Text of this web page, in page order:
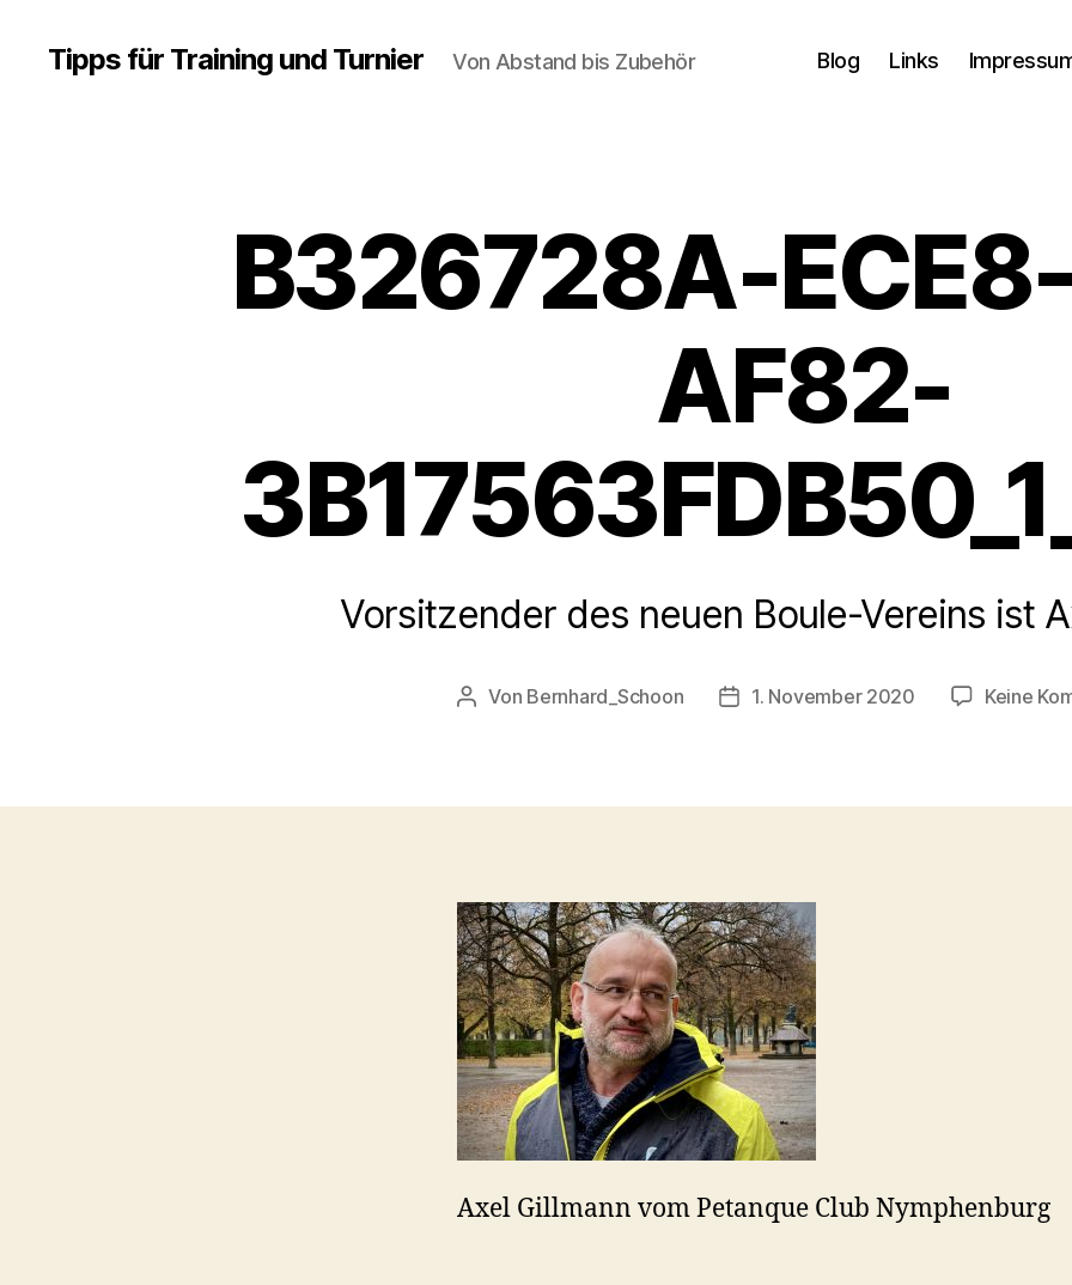
Tipps für Training und Turnier Von Abstand bis Zubehör Blog Links
B326728A-
AF82-
Vorsitzender des neuen Boule-Vereins ist
Beitragsautor
Von Bernhard_Schoon Veröffentlichungsdatum
1. November 2020 Keine
Axel Gillmann vom Petanque Club Nymphenburg